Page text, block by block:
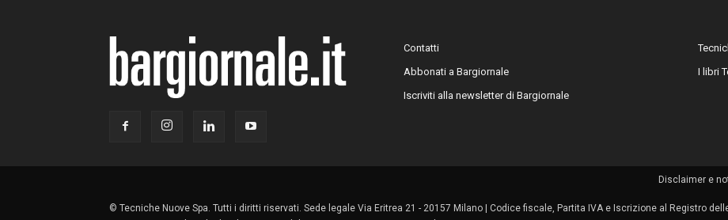
Contatti
Abbonati a Bargiornale
Iscriviti alla newsletter di Bargiornale
I libri
Disclaimer e
© Tecniche Nuove Spa. Tutti i diritti riservati. Sede legale Via Eritrea 21 - 20157 Milano | Codice fiscale, Partita IVA e Iscrizione al Registro